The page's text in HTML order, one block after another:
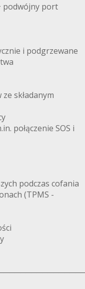
podwójny port
i podgrzewane
składanym
połączenie SOS i
podczas cofania
(TPMS -